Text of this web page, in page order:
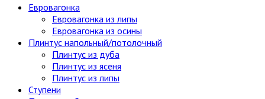
Евровагонка
Евровагонка из липы
Евровагонка из осины
Плинтус напольный/потолочный
Плинтус из дуба
Плинтус из ясеня
Плинтус из липы
Ступени